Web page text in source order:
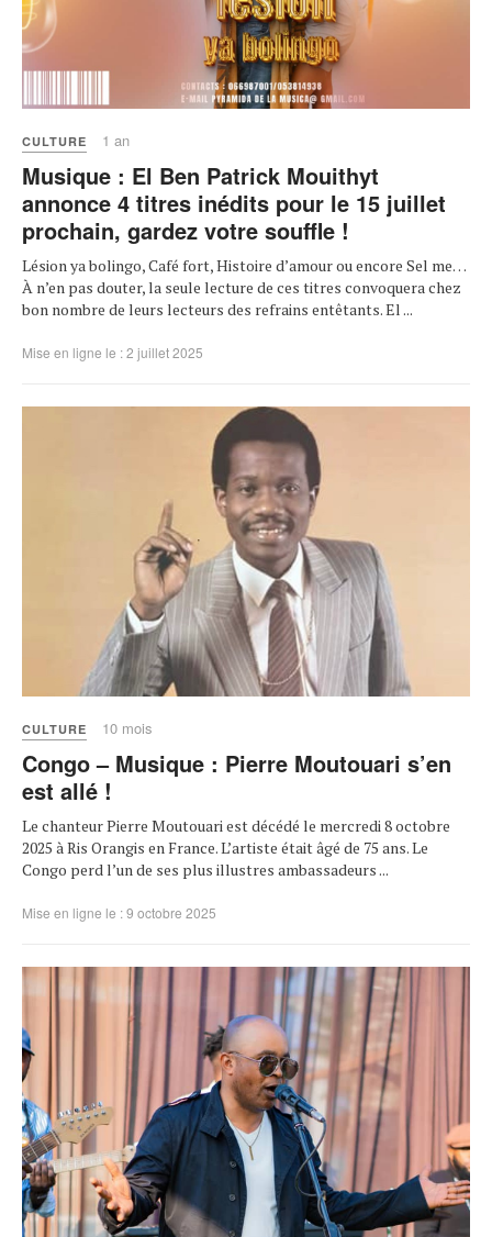
CULTURE 1 an
Musique : El Ben Patrick Mouithyt
annonce 4 titres inédits pour le 15 juillet
prochain, gardez votre souffle !
Lésion ya bolingo, Café fort, Histoire d’amour ou encore Sel me…
À n’en pas douter, la seule lecture de ces titres convoquera chez
bon nombre de leurs lecteurs des refrains entêtants. El ...
Mise en ligne le : 2 juillet 2025
CULTURE 10 mois
Congo – Musique : Pierre Moutouari s’en
est allé !
Le chanteur Pierre Moutouari est décédé le mercredi 8 octobre
2025 à Ris Orangis en France. L’artiste était âgé de 75 ans. Le
Congo perd l’un de ses plus illustres ambassadeurs ...
Mise en ligne le : 9 octobre 2025